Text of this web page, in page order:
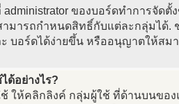
ของบอร์ดทำการจัด
มารถกำหนดสิทธิ์กับแต่ละกลุ่มได้.
ะ บอร์ดได้ง่ายขึ้น หรืออนุญาตให้ส
ด้อย่างไร?
ให้คลิกลิงค์ กลุ่มผู้ใช้ ที่ด้านบนข